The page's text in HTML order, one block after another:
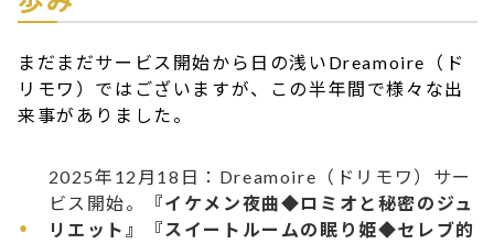
まだまだサービス開始から日の浅いDreamoire（ド
リモワ）ではございますが、この半年間で様々な出
来事がありました。
2025年12月18日：Dreamoire（ドリモワ）サー
ビス開始。
『イケメン夜曲◆ロミオと秘密のジュ
リエット』『スイートルームの眠り姫◆セレブ的